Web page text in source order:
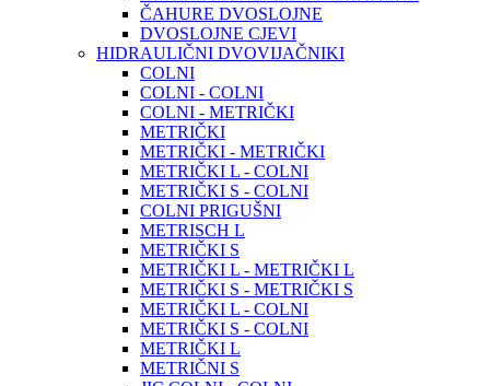
ČAHURE DVOSLOJNE
DVOSLOJNE CJEVI
HIDRAULIČNI DVOVIJAČNIKI
COLNI
COLNI - COLNI
COLNI - METRIČKI
METRIČKI
METRIČKI - METRIČKI
METRIČKI L - COLNI
METRIČKI S - COLNI
COLNI PRIGUŠNI
METRISCH L
METRIČKI S
METRIČKI L - METRIČKI L
METRIČKI S - METRIČKI S
METRIČKI L - COLNI
METRIČKI S - COLNI
METRIČKI L
METRIČNI S